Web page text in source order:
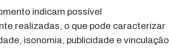
indicam possível
realizadas, o que pode caracterizar
isonomia, publicidade e vinculação